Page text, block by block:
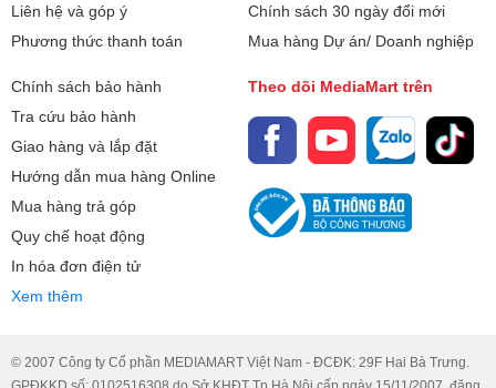
Liên hệ và góp ý
Phương thức thanh toán
Chính sách 30 ngày đổi mới
Mua hàng Dự án/ Doanh nghiệp
Chính sách bảo hành
Tra cứu bảo hành
Giao hàng và lắp đặt
Hướng dẫn mua hàng Online
Mua hàng trả góp
Quy chế hoạt động
In hóa đơn điện tử
Xem thêm
Theo dõi MediaMart trên
© 2007 Công ty Cổ phần MEDIAMART Việt Nam - ĐCĐK: 29F Hai Bà Trưng.